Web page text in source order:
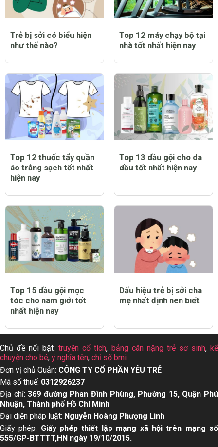
Trẻ bị sởi có biểu hiện
như thế nào?
Top 12 máy chạy bộ tại
nhà tốt nhất hiện nay
Top 12 thuốc tẩy quần
áo trắng sạch tốt nhất
hiện nay
Top 13 dầu gội cho da
dầu tốt nhất hiện nay
Top 15 dầu gội mọc
tóc cho nam giới tốt
nhất hiện nay
Dấu hiệu trẻ bị sởi cha
mẹ nhất định nên biết
Chủ đề nổi bật:truyện cổ tích, bảng cân nặng trẻ sơ sinh,kể
chuyện cho bé, ý nghĩa tên, chỉ số bmi
Đơn vị chủ Quản: CÔNG TY CỔ PHẦN YÊU TRẺ
Mã số thuế: 0312926237
Địa chỉ:369 đường Phan Đình Phùng, Phường 15, Quận Phú
Nhuận, Thành phố Hồ Chí Minh
Đại diện pháp luật: Nguyễn Hoàng Phượng Linh
Giấy phép: Giấy phép thiết lập mạng xã hội trên mạng số
555/GP-BTTTT,HN ngày 19/10/2015.